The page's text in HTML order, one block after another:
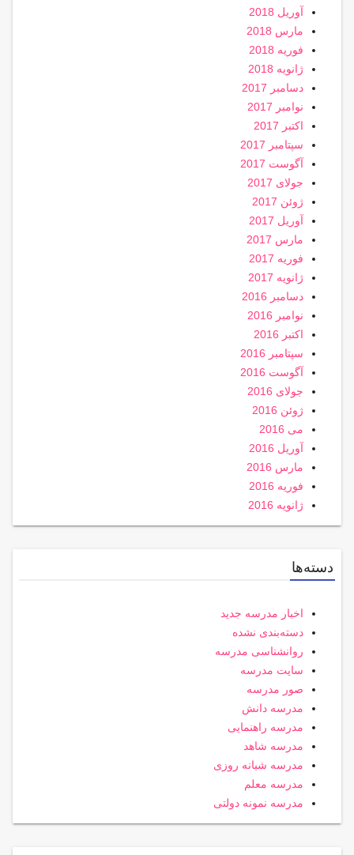
آوریل 2018
مارس 2018
فوریه 2018
ژانویه 2018
دسامبر 2017
نوامبر 2017
اکتبر 2017
سپتامبر 2017
آگوست 2017
جولای 2017
ژوئن 2017
آوریل 2017
مارس 2017
فوریه 2017
ژانویه 2017
دسامبر 2016
نوامبر 2016
اکتبر 2016
سپتامبر 2016
آگوست 2016
جولای 2016
ژوئن 2016
می 2016
آوریل 2016
مارس 2016
فوریه 2016
ژانویه 2016
دسته‌ها
اخبار مدرسه جدید
دسته‌بندی نشده
روانشناسی مدرسه
سایت مدرسه
صور مدرسه
مدرسه دانش
مدرسه راهنمایی
مدرسه شاهد
مدرسه شبانه روزی
مدرسه معلم
مدرسه نمونه دولتی